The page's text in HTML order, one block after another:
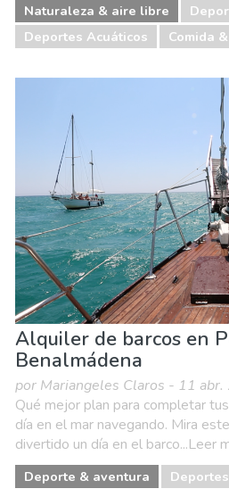
Naturaleza & aire libre
Deportes Acuáticos
Comida
Alquiler de barcos en
Benalmádena
por Mariangeles Claros - 11
Qué mejor plan para completar
día en el mar navegando. Mira
divertido un día en el barco...Leer
Deporte & aventura